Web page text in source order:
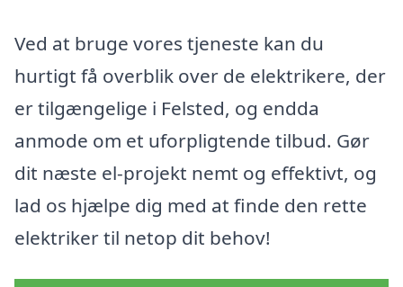
Ved at bruge vores tjeneste kan du
hurtigt få overblik over de elektrikere, der
er tilgængelige i Felsted, og endda
anmode om et uforpligtende tilbud. Gør
dit næste el-projekt nemt og effektivt, og
lad os hjælpe dig med at finde den rette
elektriker til netop dit behov!